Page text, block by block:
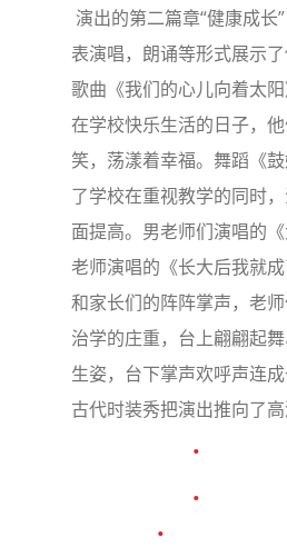
演出的第二篇章“健康成长
表演唱，朗诵等形式展示了
歌曲《我们的心儿向着太
在学校快乐生活的日子，
笑，荡漾着幸福。舞蹈《
了学校在重视教学的同时
面提高。男老师们演唱的
老师演唱的《长大后我就
和家长们的阵阵掌声，老
治学的庄重，台上翩翩起
生姿，台下掌声欢呼声连
古代时装秀把演出推向了高